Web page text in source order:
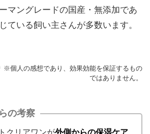
マングレードの国産・無添加であ
ている飼い主さんが多数います。
※個人の感想であり、効果効能を保証するもの
ではありません。
の考察
クリアワンが外側からの保湿ケア